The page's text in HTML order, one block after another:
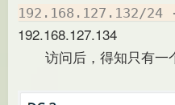
192.168.127.132/24
192.168.127.134
访问后，得知只有一